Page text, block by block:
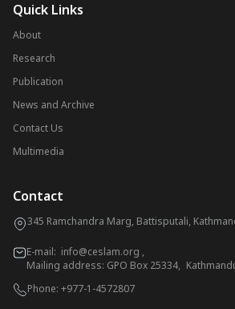
Quick Links
About
Research
Publication
News and Archive
Contact Us
Multimedia
Contact
345 Ramchandra Marg, Battisputali,
E-mail: info@ceslam.org ,
Mailing address: GPO Box 25334,
Phone: +977-1-4572807